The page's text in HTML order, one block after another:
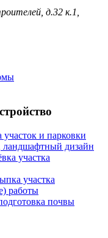
д.32 к.1,
участок и парковки
ландшафтный дизайн
участка
участка
работы
почвы